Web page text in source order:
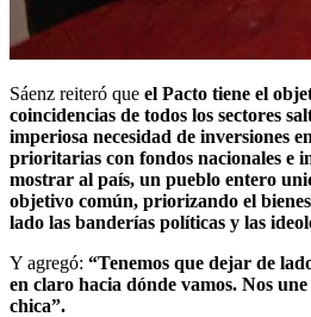
Sáenz reiteró que el Pacto tiene el
coincidencias de todos los sectores
imperiosa necesidad de inversiones
prioritarias con fondos nacionales e
mostrar al país, un pueblo entero
objetivo común, priorizando el
lado las banderías políticas y las
Y agregó: “Tenemos que dejar de
en claro hacia dónde vamos. Nos
chica”.